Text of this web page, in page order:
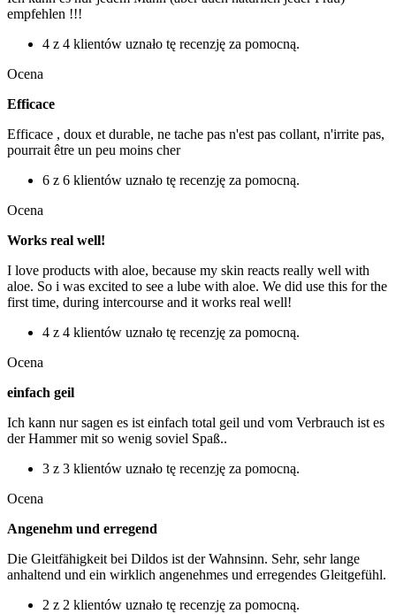
empfehlen !!!
4 z 4 klientów uznało tę recenzję za pomocną.
Ocena
Efficace
Efficace , doux et durable, ne tache pas n'est pas collant, n'irrite pas,
pourrait être un peu moins cher
6 z 6 klientów uznało tę recenzję za pomocną.
Ocena
Works real well!
I love products with aloe, because my skin reacts really well with
aloe. So i was excited to see a lube with aloe. We did use this for the
first time, during intercourse and it works real well!
4 z 4 klientów uznało tę recenzję za pomocną.
Ocena
einfach geil
Ich kann nur sagen es ist einfach total geil und vom Verbrauch ist es
der Hammer mit so wenig soviel Spaß..
3 z 3 klientów uznało tę recenzję za pomocną.
Ocena
Angenehm und erregend
Die Gleitfähigkeit bei Dildos ist der Wahnsinn. Sehr, sehr lange
anhaltend und ein wirklich angenehmes und erregendes Gleitgefühl.
2 z 2 klientów uznało tę recenzję za pomocną.